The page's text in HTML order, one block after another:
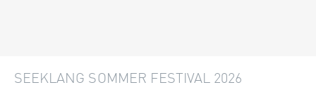
SEEKLANG SOMMER FESTIVAL 2026